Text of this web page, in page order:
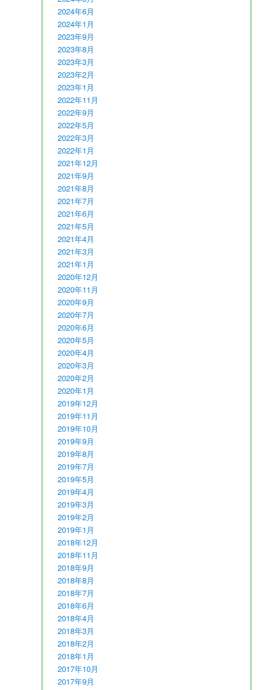
2024年6月
2024年1月
2023年9月
2023年8月
2023年3月
2023年2月
2023年1月
2022年11月
2022年9月
2022年5月
2022年3月
2022年1月
2021年12月
2021年9月
2021年8月
2021年7月
2021年6月
2021年5月
2021年4月
2021年3月
2021年1月
2020年12月
2020年11月
2020年9月
2020年7月
2020年6月
2020年5月
2020年4月
2020年3月
2020年2月
2020年1月
2019年12月
2019年11月
2019年10月
2019年9月
2019年8月
2019年7月
2019年5月
2019年4月
2019年3月
2019年2月
2019年1月
2018年12月
2018年11月
2018年9月
2018年8月
2018年7月
2018年6月
2018年4月
2018年3月
2018年2月
2018年1月
2017年10月
2017年9月